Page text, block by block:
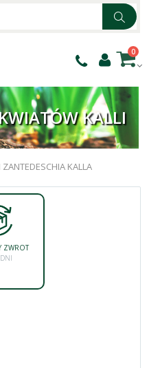
0
KALLI
ZANTEDESCHIA KALLA
ZWROT